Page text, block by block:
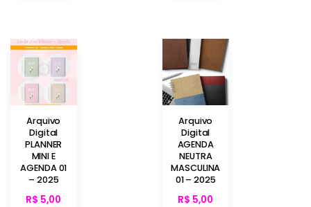
Arquivo
Digital
PLANNER
MINI E
AGENDA 01
– 2025
R$ 5,00
Arquivo
Digital
AGENDA
NEUTRA
MASCULINA
01 – 2025
R$ 5,00